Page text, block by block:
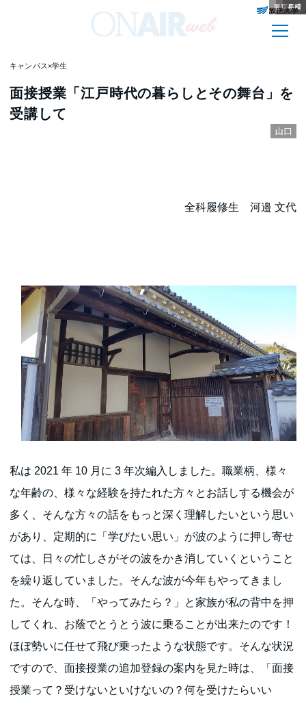
キャンパス×学生
面接授業「江戸時代の暮らしとその舞台」を
受講して
山口
全科履修生 河邉 文代
私は 2021 年 10 月に 3 年次編入しました。職業柄、様々
な年齢の、様々な経験を持たれた方々とお話しする機会が
多く、そんな方々の話をもっと深く理解したいという思い
があり、定期的に「学びたい思い」が波のように押し寄せ
ては、日々の忙しさがその波をかき消していくということ
を繰り返していました。そんな波が今年もやってきまし
た。そんな時、「やってみたら？」と家族が私の背中を押
してくれ、お蔭でとうとう波に乗ることが出来たのです！
ほぼ勢いに任せて飛び乗ったような状態です。そんな状況
ですので、面接授業の追加登録の案内を見た時は、「面接
授業って？受けないといけないの？何を受けたらいい
高知
大阪
宮崎
三重
栃木
長崎
三重
鹿児島
宮城
熊本
東京多摩
長崎